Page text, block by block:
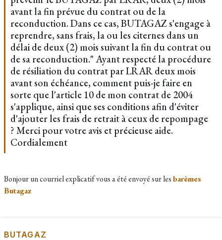
avant la fin prévue du contrat ou de la
reconduction. Dans ce cas, BUTAGAZ s'engage à
reprendre, sans frais, la ou les citernes dans un
délai de deux (2) mois suivant la fin du contrat ou
de sa reconduction." Ayant respecté la procédure
de résiliation du contrat par LRAR deux mois
avant son échéance, comment puis-je faire en
sorte que l'article 10 de mon contrat de 2004
s'applique, ainsi que ses conditions afin d'éviter
d'ajouter les frais de retrait à ceux de repompage
? Merci pour votre avis et précieuse aide.
Cordialement
Bonjour un courriel explicatif vous a été envoyé sur lesbarèmes
Butagaz
BUTAGAZ